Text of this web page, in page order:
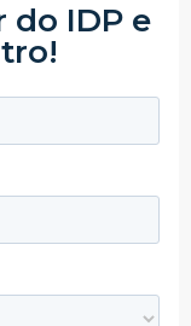
do IDP e